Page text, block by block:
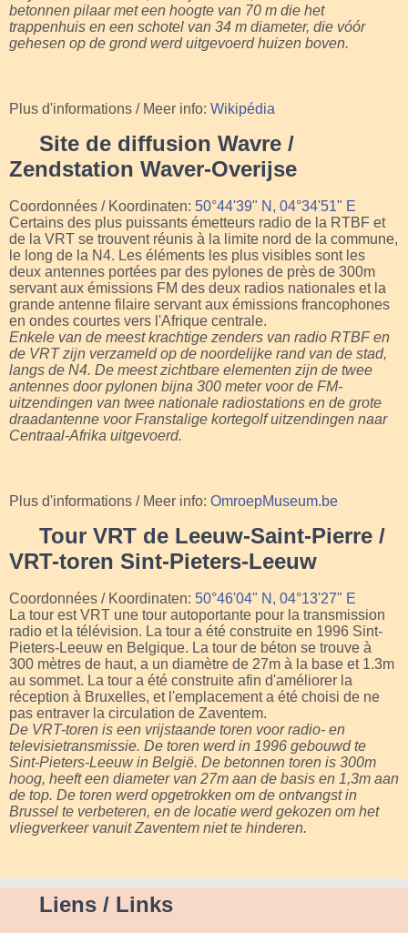
betonnen pilaar met een hoogte van 70 m die het
trappenhuis en een schotel van 34 m diameter, die vóór
gehesen op de grond werd uitgevoerd huizen boven.
Plus d'informations / Meer info: Wikipédia
Site de diffusion Wavre /
Zendstation Waver-Overijse
Coordonnées / Koordinaten: 50°44'39" N, 04°34'51" E
Certains des plus puissants émetteurs radio de la RTBF et
de la VRT se trouvent réunis à la limite nord de la commune,
le long de la N4. Les éléments les plus visibles sont les
deux antennes portées par des pylones de près de 300m
servant aux émissions FM des deux radios nationales et la
grande antenne filaire servant aux émissions francophones
en ondes courtes vers l'Afrique centrale.
Enkele van de meest krachtige zenders van radio RTBF en
de VRT zijn verzameld op de noordelijke rand van de stad,
langs de N4. De meest zichtbare elementen zijn de twee
antennes door pylonen bijna 300 meter voor de FM-
uitzendingen van twee nationale radiostations en de grote
draadantenne voor Franstalige kortegolf uitzendingen naar
Centraal-Afrika uitgevoerd.
Plus d'informations / Meer info: OmroepMuseum.be
Tour VRT de Leeuw-Saint-Pierre /
VRT-toren Sint-Pieters-Leeuw
Coordonnées / Koordinaten: 50°46'04" N, 04°13'27" E
La tour est VRT une tour autoportante pour la transmission
radio et la télévision. La tour a été construite en 1996 Sint-
Pieters-Leeuw en Belgique. La tour de béton se trouve à
300 mètres de haut, a un diamètre de 27m à la base et 1.3m
au sommet. La tour a été construite afin d'améliorer la
réception à Bruxelles, et l'emplacement a été choisi de ne
pas entraver la circulation de Zaventem.
De VRT-toren is een vrijstaande toren voor radio- en
televisietransmissie. De toren werd in 1996 gebouwd te
Sint-Pieters-Leeuw in België. De betonnen toren is 300m
hoog, heeft een diameter van 27m aan de basis en 1,3m aan
de top. De toren werd opgetrokken om de ontvangst in
Brussel te verbeteren, en de locatie werd gekozen om het
vliegverkeer vanuit Zaventem niet te hinderen.
Liens / Links